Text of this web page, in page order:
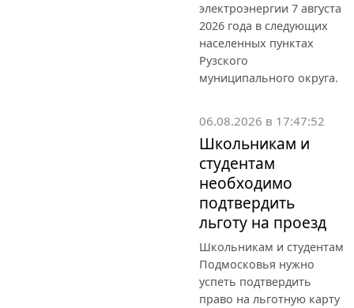
электроэнергии 7 августа
2026 года в следующих
населенных пунктах
Рузского
муниципального округа.
06.08.2026 в 17:47:52
Школьникам и
студентам
необходимо
подтвердить
льготу на проезд
Школьникам и студентам
Подмосковья нужно
успеть подтвердить
право на льготную карту